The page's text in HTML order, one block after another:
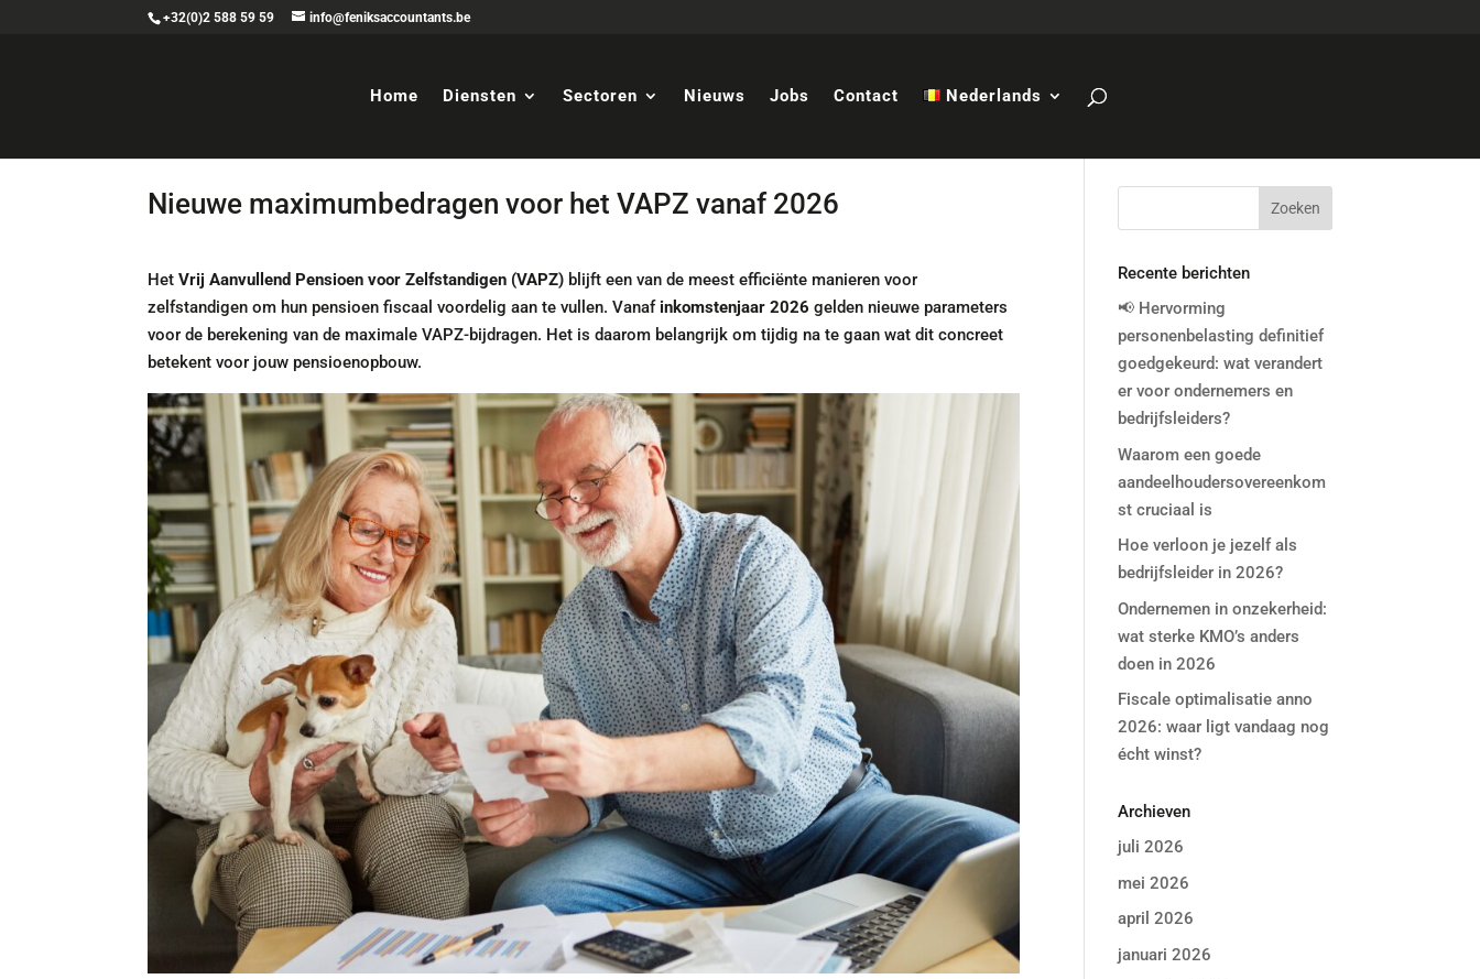
+32(0)2 588 59 59 info@feniksaccountants.be
Home Diensten Sectoren Nieuws Jobs Contact Nederlands
Nieuwe maximumbedragen voor het VAPZ vanaf 2026
HetVrij Aanvullend Pensioen voor Zelfstandigen (VAPZ) blijft een van de meest efficiënte manieren voor
zelfstandigen om hun pensioen fiscaal voordelig aan te vullen. Vanaf inkomstenjaar 2026 gelden nieuwe parameters
voor de berekening van de maximale VAPZ-bijdragen. Het is daarom belangrijk om tijdig na te gaan wat dit concreet
betekent voor jouw pensioenopbouw.
Recente berichten
📢 Hervorming
personenbelasting definitief
goedgekeurd: wat verandert
er voor ondernemers en
bedrijfsleiders?
Waarom een goede
aandeelhoudersovereenkom
st cruciaal is
Hoe verloon je jezelf als
bedrijfsleider in 2026?
Ondernemen in onzekerheid:
wat sterke KMO’s anders
doen in 2026
Fiscale optimalisatie anno
2026: waar ligt vandaag nog
écht winst?
Archieven
juli 2026
mei 2026
april 2026
januari 2026